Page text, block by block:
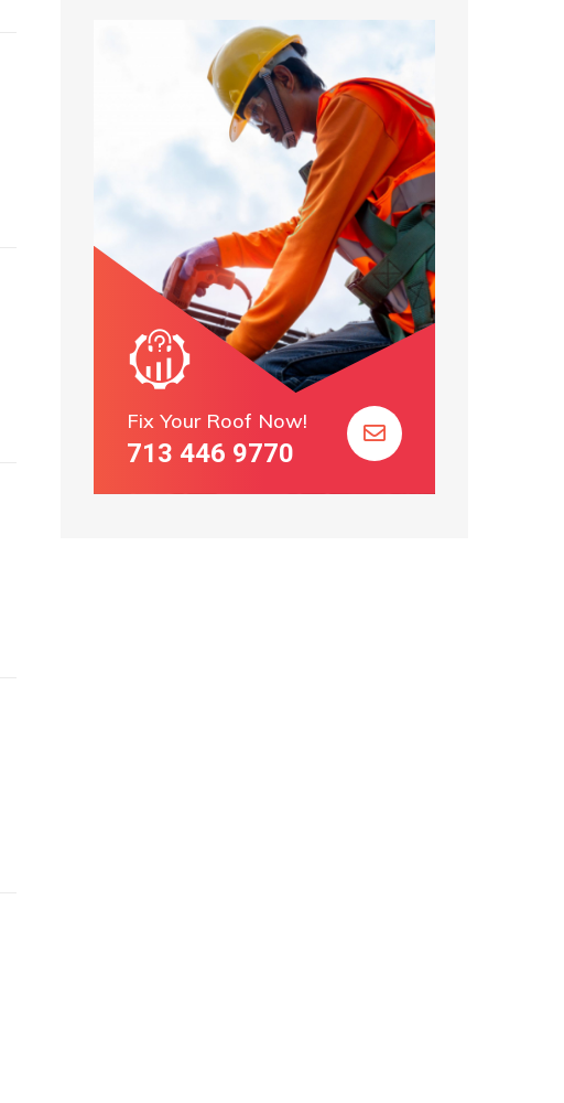
Fix Your Roof Now!
713 446 9770